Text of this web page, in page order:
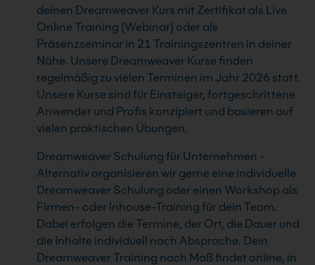
deinen Dreamweaver Kurs mit Zertifikat als Live
Online Training (Webinar) oder als
Präsenzseminar in 21 Trainingszentren in deiner
Nähe. Unsere Dreamweaver Kurse finden
regelmäßig zu vielen Terminen im Jahr 2026 statt.
Unsere Kurse sind für Einsteiger, fortgeschrittene
Anwender und Profis konzipiert und basieren auf
vielen praktischen Übungen.
Dreamweaver Schulung für Unternehmen -
Alternativ organisieren wir gerne eine individuelle
Dreamweaver Schulung oder einen Workshop als
Firmen- oder Inhouse-Training für dein Team.
Dabei erfolgen die Termine, der Ort, die Dauer und
die Inhalte individuell nach Absprache. Dein
Dreamweaver Training nach Maß findet online, in